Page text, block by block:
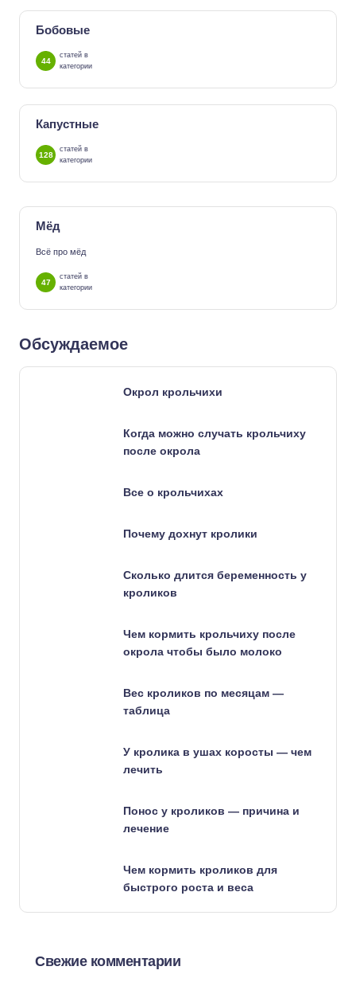
Бобовые
44
статей в
категории
Капустные
128
статей в
категории
Мёд
Всё про мёд
47
статей в
категории
Обсуждаемое
Окрол крольчихи
Когда можно случать крольчиху
после окрола
Все о крольчихах
Почему дохнут кролики
Сколько длится беременность у
кроликов
Чем кормить крольчиху после
окрола чтобы было молоко
Вес кроликов по месяцам —
таблица
У кролика в ушах коросты — чем
лечить
Понос у кроликов — причина и
лечение
Чем кормить кроликов для
быстрого роста и веса
Свежие комментарии